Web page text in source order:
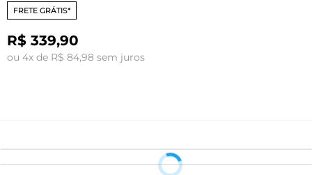
FRETE GRÁTIS*
R$ 339,90
ou 4x de R$ 84,98 sem juros